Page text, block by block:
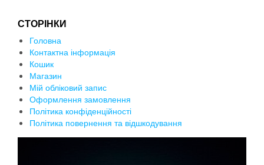
СТОРІНКИ
Головна
Контактна інформація
Кошик
Магазин
Мій обліковий запис
Оформлення замовлення
Політика конфіденційності
Політика повернення та відшкодування